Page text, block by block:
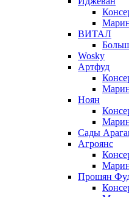
ВИТАЛ
Wosky
Артфуд
Ноян
Сады
Агроянс
Прошян